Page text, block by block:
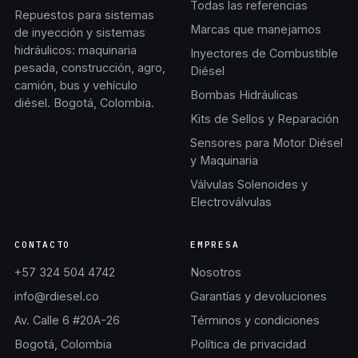
Repuestos para sistemas
de inyección y sistemas
hidráulicos: maquinaria
pesada, construcción, agro,
camión, bus y vehículo
diésel. Bogotá, Colombia.
Todas las referencias
Marcas que manejamos
Inyectores de Combustible
Diésel
Bombas Hidráulicas
Kits de Sellos y Reparación
Sensores para Motor Diésel
y Maquinaria
Válvulas Solenoides y
Electroválvulas
CONTACTO
+57 324 504 4742
info@rdiesel.co
Av. Calle 6 #20A-26
Bogotá, Colombia
EMPRESA
Nosotros
Garantías y devoluciones
Términos y condiciones
Política de privacidad